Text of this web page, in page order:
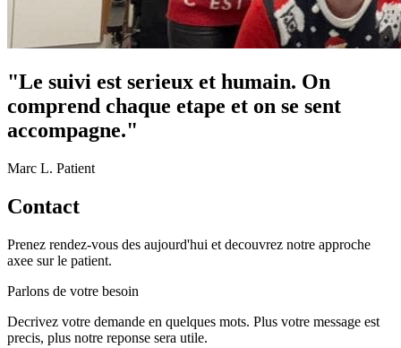
"Le suivi est serieux et humain. On
comprend chaque etape et on se sent
accompagne."
Marc L. Patient
Contact
Prenez rendez-vous des aujourd'hui et decouvrez notre approche
axee sur le patient.
Parlons de votre besoin
Decrivez votre demande en quelques mots. Plus votre message est
precis, plus notre reponse sera utile.